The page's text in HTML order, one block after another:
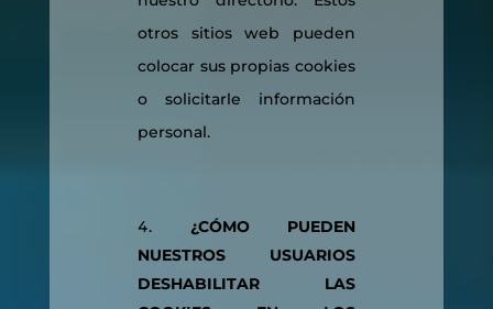
otros sitios web pueden
colocar sus propias cookies
o solicitarle información
personal.
¿CÓMO PUEDEN
NUESTROS USUARIOS
DESHABILITAR LAS